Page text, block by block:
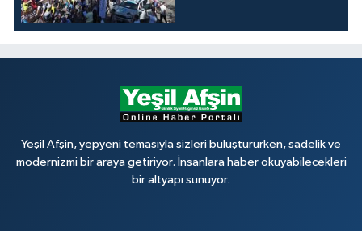
Yeşil Afşin, yepyeni temasıyla sizleri buluştururken, sadelik ve
modernizmi bir araya getiriyor. İnsanlara haber okuyabilecekleri
bir altyapı sunuyor.